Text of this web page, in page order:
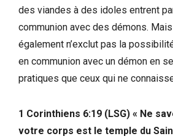
des viandes à des idoles entrent
communion avec des démons.
également n’exclut pas la
en communion avec un démon en
pratiques que ceux qui ne
1 Corinthiens 6:19 (LSG) « Ne
votre corps est le temple du